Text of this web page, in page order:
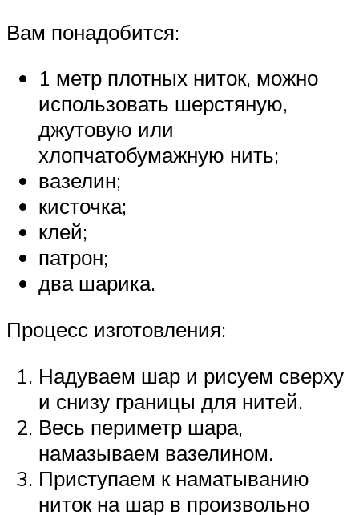
Вам понадобится:
1 метр плотных ниток, можно
использовать шерстяную,
джутовую или
хлопчатобумажную нить;
вазелин;
кисточка;
клей;
патрон;
два шарика.
Процесс изготовления:
Надуваем шар и рисуем сверху
и снизу границы для нитей.
Весь периметр шара,
намазываем вазелином.
Приступаем к наматыванию
ниток на шар в произвольно